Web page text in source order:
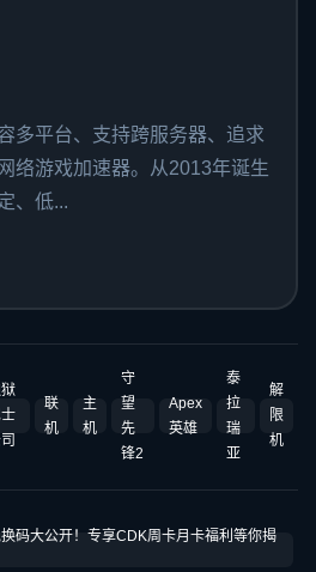
多平台、支持跨服务器、追求
络游戏加速器。从2013年诞生
、低...
联
机
主
机
守
望
先
锋2
Apex
英雄
泰
拉
瑞
亚
解
限
机
码大公开！专享CDK周卡月卡福利等你揭